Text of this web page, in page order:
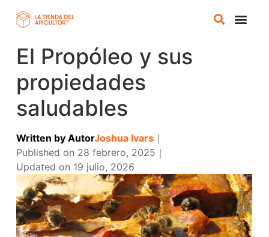
El Propóleo y sus
propiedades
saludables
Written by AutorJoshua Ivars｜
Published on 28 febrero, 2025 ｜
Updated on 19 julio, 2026